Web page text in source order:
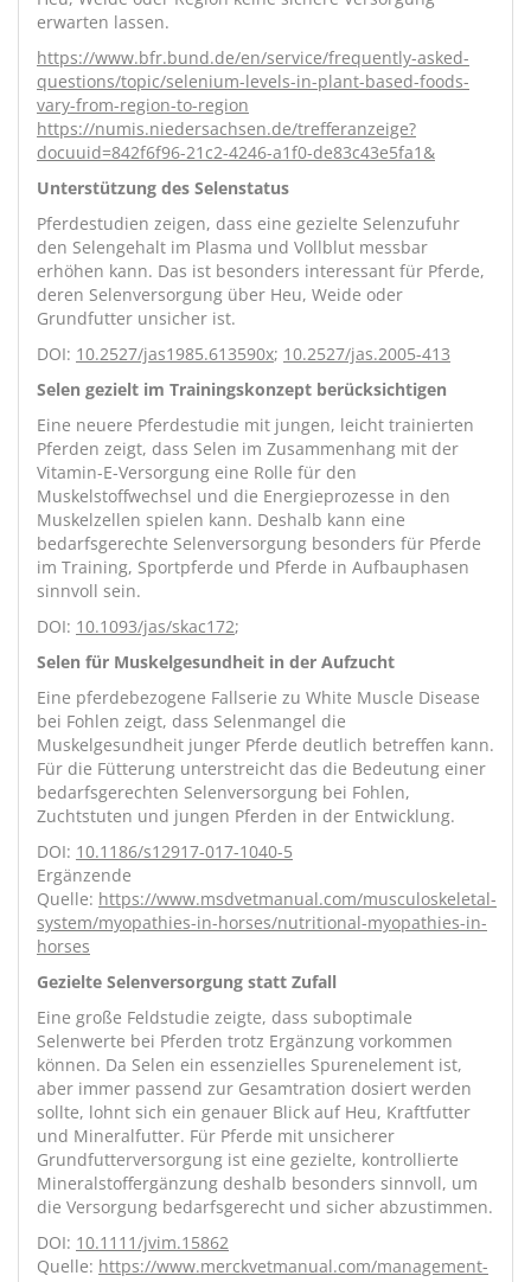
erwarten lassen.
https://www.bfr.bund.de/en/service/frequently-asked-
questions/topic/selenium-levels-in-plant-based-foods-
vary-from-region-to-region
https://numis.niedersachsen.de/trefferanzeige?
docuuid=842f6f96-21c2-4246-a1f0-de83c43e5fa1&
Unterstützung des Selenstatus
Pferdestudien zeigen, dass eine gezielte Selenzufuhr
den Selengehalt im Plasma und Vollblut messbar
erhöhen kann. Das ist besonders interessant für Pferde,
deren Selenversorgung über Heu, Weide oder
Grundfutter unsicher ist.
DOI: 10.2527/jas1985.613590x; 10.2527/jas.2005-413
Selen gezielt im Trainingskonzept berücksichtigen
Eine neuere Pferdestudie mit jungen, leicht trainierten
Pferden zeigt, dass Selen im Zusammenhang mit der
Vitamin-E-Versorgung eine Rolle für den
Muskelstoffwechsel und die Energieprozesse in den
Muskelzellen spielen kann. Deshalb kann eine
bedarfsgerechte Selenversorgung besonders für Pferde
im Training, Sportpferde und Pferde in Aufbauphasen
sinnvoll sein.
DOI: 10.1093/jas/skac172;
Selen für Muskelgesundheit in der Aufzucht
Eine pferdebezogene Fallserie zu White Muscle Disease
bei Fohlen zeigt, dass Selenmangel die
Muskelgesundheit junger Pferde deutlich betreffen kann.
Für die Fütterung unterstreicht das die Bedeutung einer
bedarfsgerechten Selenversorgung bei Fohlen,
Zuchtstuten und jungen Pferden in der Entwicklung.
DOI: 10.1186/s12917-017-1040-5
Ergänzende
Quelle: https://www.msdvetmanual.com/musculoskeletal-
system/myopathies-in-horses/nutritional-myopathies-in-
horses
Gezielte Selenversorgung statt Zufall
Eine große Feldstudie zeigte, dass suboptimale
Selenwerte bei Pferden trotz Ergänzung vorkommen
können. Da Selen ein essenzielles Spurenelement ist,
aber immer passend zur Gesamtration dosiert werden
sollte, lohnt sich ein genauer Blick auf Heu, Kraftfutter
und Mineralfutter. Für Pferde mit unsicherer
Grundfutterversorgung ist eine gezielte, kontrollierte
Mineralstoffergänzung deshalb besonders sinnvoll, um
die Versorgung bedarfsgerecht und sicher abzustimmen.
DOI: 10.1111/jvim.15862
Quelle: https://www.merckvetmanual.com/management-